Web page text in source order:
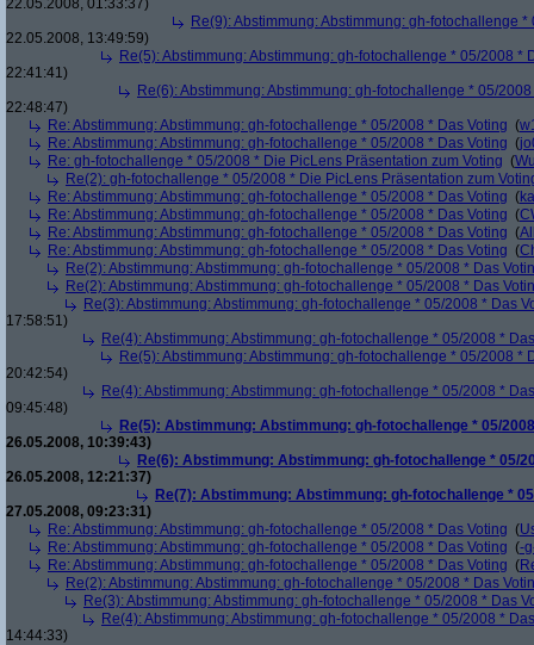
22.05.2008, 01:33:37)
Re(9): Abstimmung: Abstimmung: gh-fotochallenge
22.05.2008, 13:49:59)
Re(5): Abstimmung: Abstimmung: gh-fotochallenge * 05/2008 *
22:41:41)
Re(6): Abstimmung: Abstimmung: gh-fotochallenge * 05/
22:48:47)
Re: Abstimmung: Abstimmung: gh-fotochallenge * 05/2008 * Das Voting (
Re: Abstimmung: Abstimmung: gh-fotochallenge * 05/2008 * Das Voting (
Re: gh-fotochallenge * 05/2008 * Die PicLens Präsentation zum Voting (
Re(2): gh-fotochallenge * 05/2008 * Die PicLens Präsentation zum
Re: Abstimmung: Abstimmung: gh-fotochallenge * 05/2008 * Das Voting (
Re: Abstimmung: Abstimmung: gh-fotochallenge * 05/2008 * Das Voting (
Re: Abstimmung: Abstimmung: gh-fotochallenge * 05/2008 * Das Voting (
Re: Abstimmung: Abstimmung: gh-fotochallenge * 05/2008 * Das Voting (
Re(2): Abstimmung: Abstimmung: gh-fotochallenge * 05/2008 * Das
Re(2): Abstimmung: Abstimmung: gh-fotochallenge * 05/2008 * Das
Re(3): Abstimmung: Abstimmung: gh-fotochallenge * 05/2008 * Das
17:58:51)
Re(4): Abstimmung: Abstimmung: gh-fotochallenge * 05/2008 *
Re(5): Abstimmung: Abstimmung: gh-fotochallenge * 05/2008 *
20:42:54)
Re(4): Abstimmung: Abstimmung: gh-fotochallenge * 05/2008 *
09:45:48)
Re(5): Abstimmung: Abstimmung: gh-fotochallenge * 05/
26.05.2008, 10:39:43)
Re(6): Abstimmung: Abstimmung: gh-fotochallenge * 05/
26.05.2008, 12:21:37)
Re(7): Abstimmung: Abstimmung: gh-fotochallenge *
27.05.2008, 09:23:31)
Re: Abstimmung: Abstimmung: gh-fotochallenge * 05/2008 * Das Voting (
Re: Abstimmung: Abstimmung: gh-fotochallenge * 05/2008 * Das Voting (-
Re: Abstimmung: Abstimmung: gh-fotochallenge * 05/2008 * Das Voting (
Re(2): Abstimmung: Abstimmung: gh-fotochallenge * 05/2008 * Das
Re(3): Abstimmung: Abstimmung: gh-fotochallenge * 05/2008 * Das
Re(4): Abstimmung: Abstimmung: gh-fotochallenge * 05/2008 *
14:44:33)